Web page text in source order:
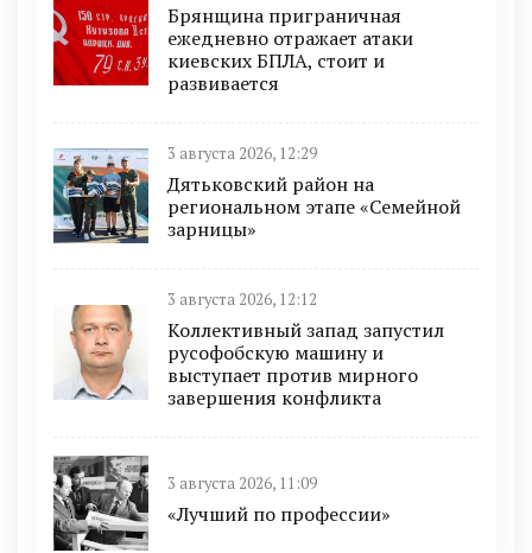
Брянщина приграничная
ежедневно отражает атаки
киевских БПЛА, стоит и
развивается
3 августа 2026, 12:29
Дятьковский район на
региональном этапе «Семейной
зарницы»
3 августа 2026, 12:12
Коллективный запад запустил
русофобскую машину и
выступает против мирного
завершения конфликта
3 августа 2026, 11:09
«Лучший по профессии»